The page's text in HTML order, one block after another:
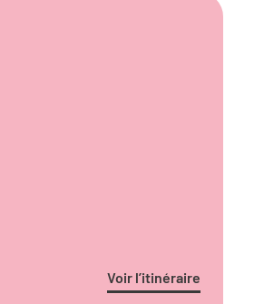
Voir l’itinéraire